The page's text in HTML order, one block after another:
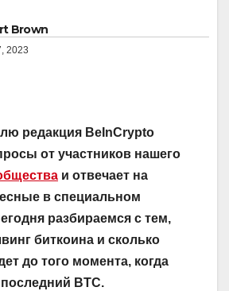
Brown
2023
редакция BeInCrypto
от участников нашего
и отвечает на
в специальном
разбираемся с тем,
биткоина и сколько
до того момента, когда
BTC.